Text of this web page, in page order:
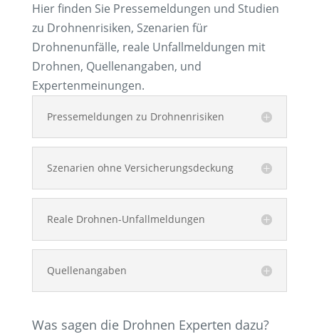
Hier finden Sie Pressemeldungen und Studien
zu Drohnenrisiken, Szenarien für
Drohnenunfälle, reale Unfallmeldungen mit
Drohnen, Quellenangaben, und
Expertenmeinungen.
Pressemeldungen zu Drohnenrisiken
Szenarien ohne Versicherungsdeckung
Reale Drohnen-Unfallmeldungen
Quellenangaben
Was sagen die Drohnen Experten dazu?